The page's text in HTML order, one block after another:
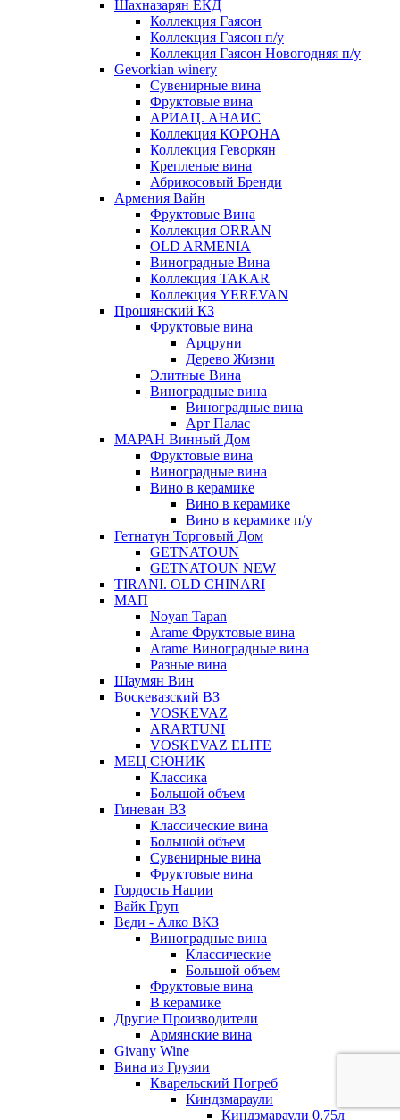
Шахназарян ЕКД
Коллекция Гаясон
Коллекция Гаясон п/у
Коллекция Гаясон Новогодняя п/у
Gevorkian winery
Сувенирные вина
Фруктовые вина
АРИАЦ. АНАИС
Коллекция КОРОНА
Коллекция Геворкян
Крепленые вина
Абрикосовый Бренди
Армения Вайн
Фруктовые Вина
Коллекция ORRAN
OLD ARMENIA
Виноградные Вина
Коллекция TAKAR
Коллекция YEREVAN
Прошянский КЗ
Фруктовые вина
Арцруни
Дерево Жизни
Элитные Вина
Виноградные вина
Виноградные вина
Арт Палас
МАРАН Винный Дом
Фруктовые вина
Виноградные вина
Вино в керамике
Вино в керамике
Вино в керамике п/у
Гетнатун Торговый Дом
GETNATOUN
GETNATOUN NEW
TIRANI. OLD CHINARI
МАП
Noyan Tapan
Arame Фруктовые вина
Arame Виноградные вина
Разные вина
Шаумян Вин
Воскевазский ВЗ
VOSKEVAZ
ARARTUNI
VOSKEVAZ ELITE
МЕЦ СЮНИК
Классика
Большой объем
Гиневан ВЗ
Классические вина
Большой объем
Сувенирные вина
Фруктовые вина
Гордость Нации
Вайк Груп
Веди - Алко ВКЗ
Виноградные вина
Классические
Большой объем
Фруктовые вина
В керамике
Другие Производители
Армянские вина
Givany Wine
Вина из Грузии
Кварельский Погреб
Киндзмараули
Киндзмараули 0,75л